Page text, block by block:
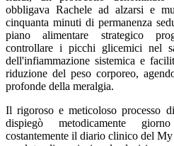
obbligava Rachele ad alzarsi e
cinquanta minuti di permanenza
piano alimentare strategico
controllare i picchi glicemici nel
dell'infiammazione sistemica e
riduzione del peso corporeo,
profonde della meralgia.
Il rigoroso e meticoloso processo
dispiegò metodicamente
costantemente il diario clinico del